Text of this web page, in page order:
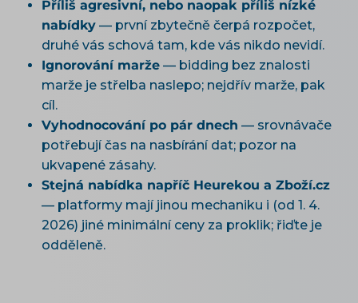
Příliš agresivní, nebo naopak příliš nízké
nabídky — první zbytečně čerpá rozpočet,
druhé vás schová tam, kde vás nikdo nevidí.
Ignorování marže — bidding bez znalosti
marže je střelba naslepo; nejdřív marže, pak
cíl.
Vyhodnocování po pár dnech — srovnávače
potřebují čas na nasbírání dat; pozor na
ukvapené zásahy.
Stejná nabídka napříč Heurekou a Zboží.cz
— platformy mají jinou mechaniku i (od 1. 4.
2026) jiné minimální ceny za proklik; řiďte je
odděleně.